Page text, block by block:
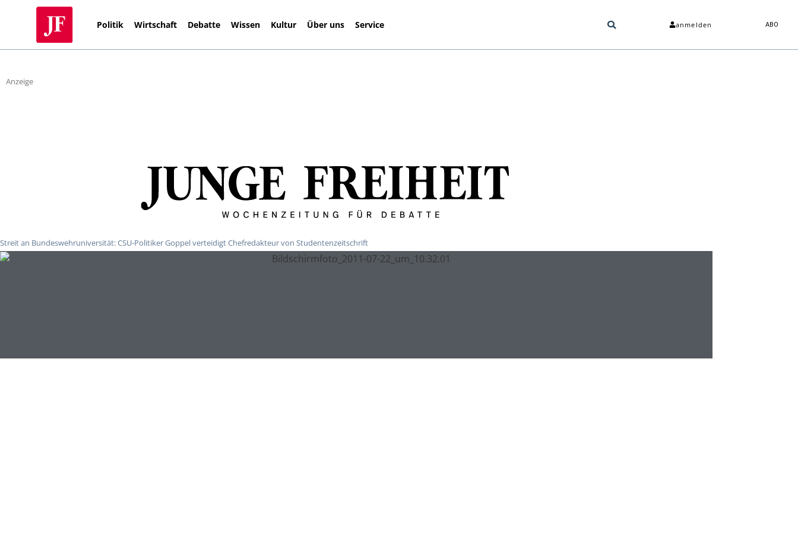
Politik Wirtschaft Debatte Wissen Kultur Über uns Service anmelden ABO
Anzeige
Streit an Bundeswehruniversität: CSU-Politiker Goppel verteidigt Chefredakteur von Studentenzeitschrift